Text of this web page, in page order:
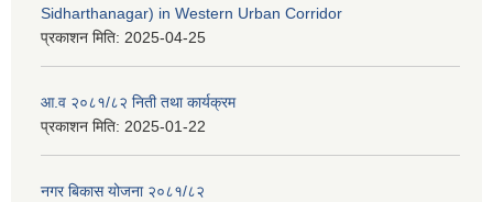
Sidharthanagar) in Western Urban Corridor
प्रकाशन मिति: 2025-04-25
आ.व २०८१/८२ निती तथा कार्यक्रम
प्रकाशन मिति: 2025-01-22
नगर बिकास योजना २०८१/८२